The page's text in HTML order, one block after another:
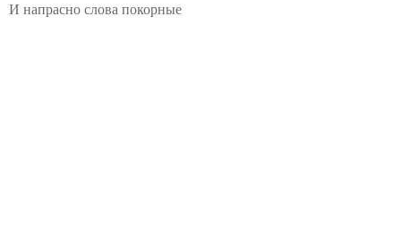
И напрасно слова покорные